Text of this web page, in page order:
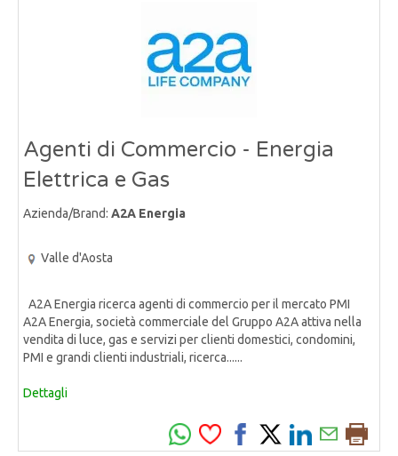
Agenti di Commercio - Energia
Elettrica e Gas
Azienda/Brand: A2A Energia
Valle d'Aosta
A2A Energia ricerca agenti di commercio per il mercato PMI
A2A Energia, società commerciale del Gruppo A2A attiva nella
vendita di luce, gas e servizi per clienti domestici, condomini,
PMI e grandi clienti industriali, ricerca......
Dettagli